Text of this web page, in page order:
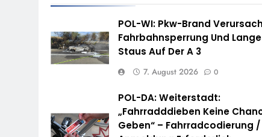
POL-WI: Pkw-Brand
Fahrbahnsperrung Und Lange
Staus Auf Der A 3
7. August 2026 0
POL-DA: Weiterstadt:
„Fahrradddieben Keine
Geben“ – Fahrradcodierung /